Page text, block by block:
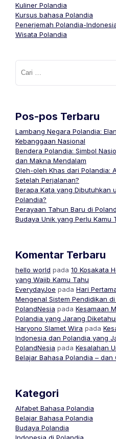
Kuliner Polandia
Kursus bahasa Polandia
Penerjemah Polandia-
Wisata Polandia
Cari
untuk:
Pos-pos Terbaru
Lambang Negara Polandia:
Kebanggaan Nasional
Bendera Polandia: Simbol
dan Makna Mendalam
Oleh-oleh Khas dari Polandia:
Setelah Perjalanan?
Berapa Kata yang Dibutuhkan
Polandia?
Perayaan Tahun Baru di
Budaya Unik yang Perlu Kamu
Komentar Terbaru
hello world pada 10 Kosakata
yang Wajib Kamu Tahu
EverydayJoe pada Hari
Mengenal Sistem Pendidikan
PolandNesia pada Kesamaan
Polandia yang Jarang Diketahui
Haryono Slamet Wira pada
Indonesia dan Polandia yang
PolandNesia pada Kesalahan
Belajar Bahasa Polandia –
Kategori
Alfabet Bahasa Polandia
Belajar Bahasa Polandia
Budaya Polandia
Indonesia di Polandia